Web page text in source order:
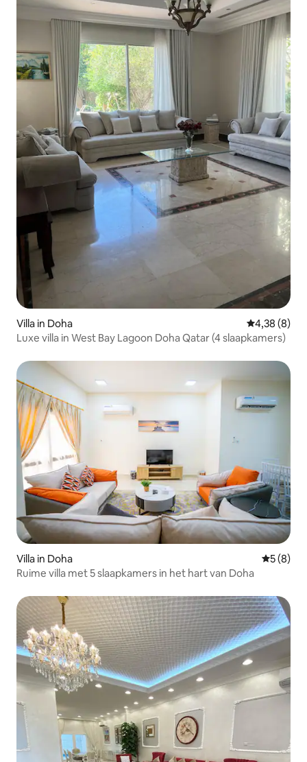
Villa in Doha Gemiddelde
4,38 (8)
Luxe villa in West Bay Lagoon Doha Qatar (4 slaapkamers)
Villa in Doha
5 (8)
Ruime villa met 5 slaapkamers in het hart van Doha